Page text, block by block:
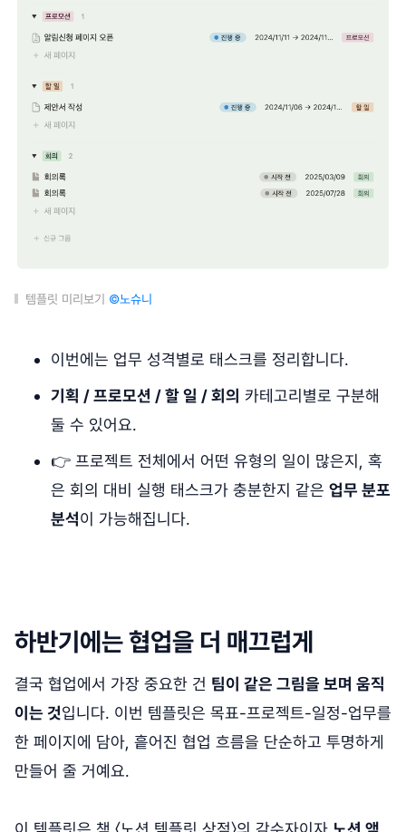
템플릿 미리보기 ©노슈니
이번에는 업무 성격별로 태스크를 정리합니다.
기획 / 프로모션 / 할 일 / 회의 카테고리별로 구분해
둘 수 있어요.
👉 프로젝트 전체에서 어떤 유형의 일이 많은지, 혹
은 회의 대비 실행 태스크가 충분한지 같은 업무 분포
분석이 가능해집니다.
하반기에는 협업을 더 매끄럽게
결국 협업에서 가장 중요한 건 팀이 같은 그림을 보며 움직
이는 것입니다. 이번 템플릿은 목표-프로젝트-일정-업무를
한 페이지에 담아, 흩어진 협업 흐름을 단순하고 투명하게
만들어 줄 거예요.